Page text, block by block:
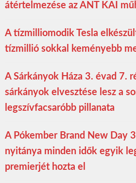
átértelmezése az ANT KAI
A tízmilliomodik Tesla
tízmillió sokkal keményebb
A Sárkányok Háza 3. évad 7.
sárkányok elvesztése lesz a
legszívfacsaróbb pillanata
A Pókember Brand New Day
nyitánya minden idők egyik
premierjét hozta el